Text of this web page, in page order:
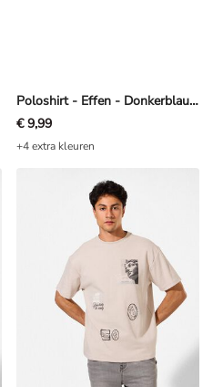
Poloshirt - Effen - Donkerblauw
€ 9,99
+4 extra kleuren